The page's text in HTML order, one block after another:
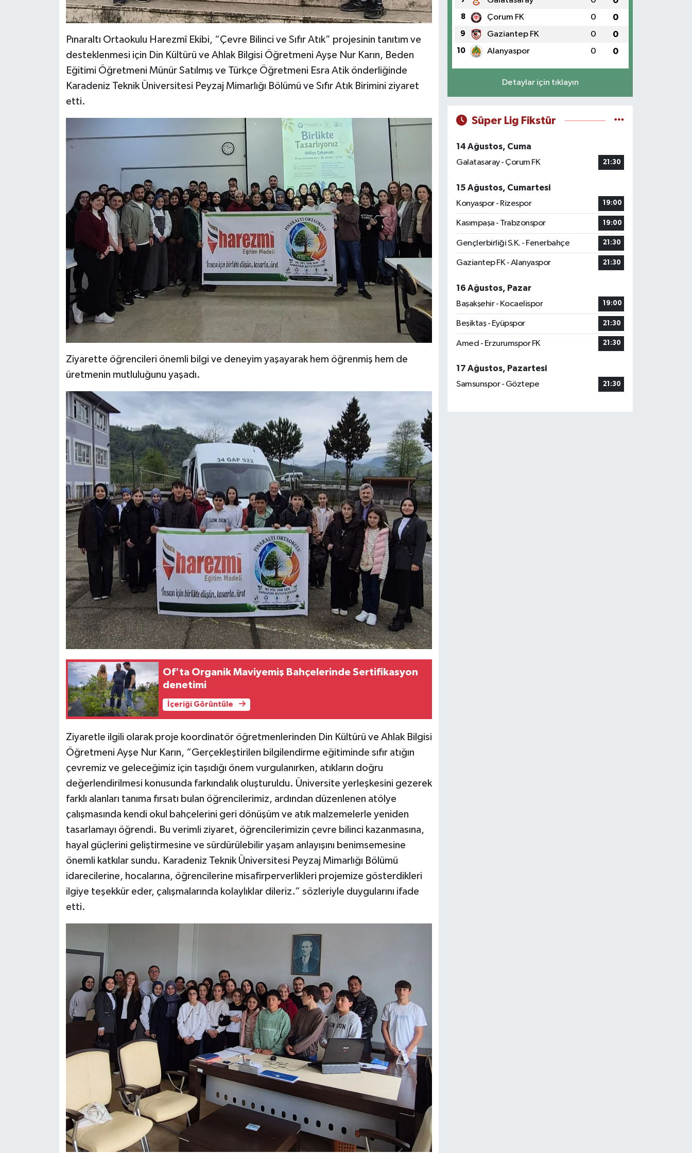
Pınaraltı Ortaokulu Harezmî Ekibi, “Çevre Bilinci ve Sıfır Atık” projesinin tanıtım ve
desteklenmesi için Din Kültürü ve Ahlak Bilgisi Öğretmeni Ayşe Nur Karın, Beden
Eğitimi Öğretmeni Münür Satılmış ve Türkçe Öğretmeni Esra Atik önderliğinde
Karadeniz Teknik Üniversitesi Peyzaj Mimarlığı Bölümü ve Sıfır Atık Birimini ziyaret
etti.
Ziyarette öğrencileri önemli bilgi ve deneyim yaşayarak hem öğrenmiş hem de
üretmenin mutluluğunu yaşadı.
Of'ta Organik Maviyemiş Bahçelerinde Sertifikasyon
denetimi
İçeriği Görüntüle
Ziyaretle ilgili olarak proje koordinatör öğretmenlerinden Din Kültürü ve Ahlak Bilgisi
Öğretmeni Ayşe Nur Karın, “Gerçekleştirilen bilgilendirme eğitiminde sıfır atığın
çevremiz ve geleceğimiz için taşıdığı önem vurgulanırken, atıkların doğru
değerlendirilmesi konusunda farkındalık oluşturuldu. Üniversite yerleşkesini gezerek
farklı alanları tanıma fırsatı bulan öğrencilerimiz, ardından düzenlenen atölye
çalışmasında kendi okul bahçelerini geri dönüşüm ve atık malzemelerle yeniden
tasarlamayı öğrendi. Bu verimli ziyaret, öğrencilerimizin çevre bilinci kazanmasına,
hayal güçlerini geliştirmesine ve sürdürülebilir yaşam anlayışını benimsemesine
önemli katkılar sundu. Karadeniz Teknik Üniversitesi Peyzaj Mimarlığı Bölümü
idarecilerine, hocalarına, öğrencilerine misafirperverlikleri projemize gösterdikleri
ilgiye teşekkür eder, çalışmalarında kolaylıklar dileriz.” sözleriyle duygularını ifade
etti.
8 Çorum FK 0 0
9 Gaziantep FK 0 0
10 Alanyaspor 0 0
Detaylar için tıklayın
Süper Lig Fikstür
14 Ağustos, Cuma
Galatasaray - Çorum FK
21:30
15 Ağustos, Cumartesi
Konyaspor - Rizespor
19:00
Kasımpaşa - Trabzonspor 19:00
Gençlerbirliği S.K. - Fenerbahçe 21:30
Gaziantep FK - Alanyaspor 21:30
16 Ağustos, Pazar
Başakşehir - Kocaelispor
19:00
Beşiktaş - Eyüpspor 21:30
Amed - Erzurumspor FK 21:30
17 Ağustos, Pazartesi
Samsunspor - Göztepe
21:30